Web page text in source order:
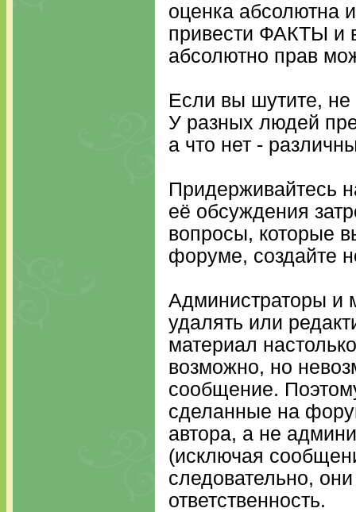
оценка абсолютна
привести ФАКТЫ и
абсолютно прав
Если вы шутите, не
У разных людей
а что нет -
Придерживайтесь
её обсуждения
вопросы, которые
форуме, создайте
Администраторы и
удалять или
материал
возможно, но
сообщение.
сделанные на
автора, а не
(исключая
следовательно,
ответственность.